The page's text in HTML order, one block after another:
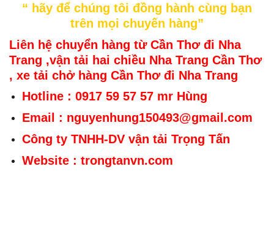
“ hãy để chúng tôi đồng hành cùng bạn
trên mọi chuyến hàng”
Liên hệ chuyển hàng từ Cần Thơ đi Nha
Trang ,vận tải hai chiều Nha Trang Cần Thơ
, xe tải chở hàng Cần Thơ đi Nha Trang
Hotline : 0917 59 57 57 mr Hùng
Email : nguyenhung150493@gmail.com
Công ty TNHH-DV vận tải Trọng Tấn
Website : trongtanvn.com